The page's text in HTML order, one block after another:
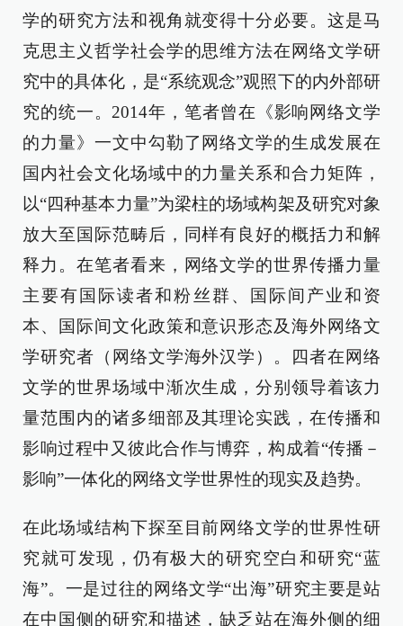
学的研究方法和视角就变得十分必要。这是马
克思主义哲学社会学的思维方法在网络文学研
究中的具体化，是“系统观念”观照下的内外部研
究的统一。2014年，笔者曾在《影响网络文学
的力量》一文中勾勒了网络文学的生成发展在
国内社会文化场域中的力量关系和合力矩阵，
以“四种基本力量”为梁柱的场域构架及研究对象
放大至国际范畴后，同样有良好的概括力和解
释力。在笔者看来，网络文学的世界传播力量
主要有国际读者和粉丝群、国际间产业和资
本、国际间文化政策和意识形态及海外网络文
学研究者（网络文学海外汉学）。四者在网络
文学的世界场域中渐次生成，分别领导着该力
量范围内的诸多细部及其理论实践，在传播和
影响过程中又彼此合作与博弈，构成着“传播－
影响”一体化的网络文学世界性的现实及趋势。
在此场域结构下探至目前网络文学的世界性研
究就可发现，仍有极大的研究空白和研究“蓝
海”。一是过往的网络文学“出海”研究主要是站
在中国侧的研究和描述，缺乏站在海外侧的细